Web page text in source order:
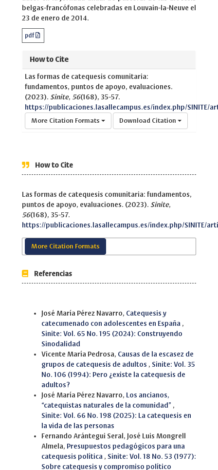
belgas-francófonas celebradas en Louvain-la-Neuve el
23 de enero de 2014.
pdf
How to Cite
Las formas de catequesis comunitaria:
fundamentos, puntos de apoyo, evaluaciones.
(2023). Sinite, 56(168), 35-57.
https://publicaciones.lasallecampus.es/index.php/SINITE/
More Citation Formats Download Citation
How to Cite
Las formas de catequesis comunitaria: fundamentos,
puntos de apoyo, evaluaciones. (2023). Sinite,
56(168), 35-57.
https://publicaciones.lasallecampus.es/index.php/SINITE/
More Citation Formats
Referencias
José María Pérez Navarro, Catequesis y
catecumenado con adolescentes en España ,
Sinite: Vol. 65 No. 195 (2024): Construyendo
Sinodalidad
Vicente María Pedrosa, Causas de la escasez de
grupos de catequesis de adultos , Sinite: Vol. 35
No. 106 (1994): Pero ¿existe la catequesis de
adultos?
José María Pérez Navarro,
Los ancianos,
“catequistas naturales de la comunidad” ,
Sinite: Vol. 66 No. 198 (2025): La catequesis en
la vida de las personas
Fernando Arántegui Seral, José Luis Mongrell
Almela, Presupuestos pedagógicos para una
catequesis política , Sinite: Vol. 18 No. 53 (1977):
Sobre catequesis y compromiso político